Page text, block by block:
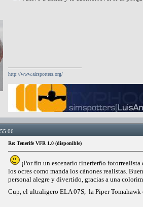
http://www.airspotters.org/
Re: Tenerife VFR 1.0 (disponible)
¡Por fin un escenario tinerferño
los ocres como manda los cánones realistas.
personal alegre y divertido, gracias a una
Cup, el ultraligero ELA 07S, la Piper